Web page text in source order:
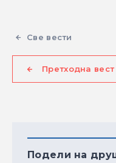
Све вести
Претходна вест
Подели на